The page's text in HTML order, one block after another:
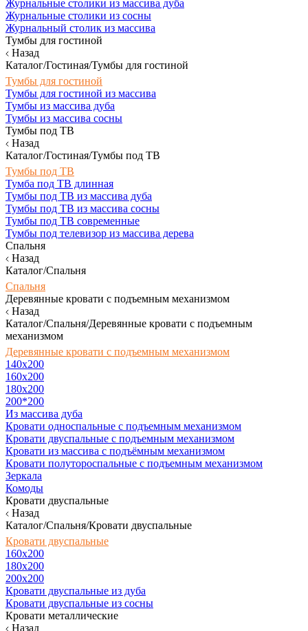
Журнальные столики из массива дуба
Журнальные столики из сосны
Журнальный столик из массива
Тумбы для гостиной
Назад
Каталог/Гостиная/Тумбы для гостиной
Тумбы для гостиной
Тумбы для гостиной из массива
Тумбы из массива дуба
Тумбы из массива сосны
Тумбы под ТВ
Назад
Каталог/Гостиная/Тумбы под ТВ
Тумбы под ТВ
Тумба под ТВ длинная
Тумбы под ТВ из массива дуба
Тумбы под ТВ из массива сосны
Тумбы под ТВ современные
Тумбы под телевизор из массива дерева
Спальня
Назад
Каталог/Спальня
Спальня
Деревянные кровати с подъемным механизмом
Назад
Каталог/Спальня/Деревянные кровати с подъемным
механизмом
Деревянные кровати с подъемным механизмом
140x200
160х200
180х200
200*200
Из массива дуба
Кровати односпальные с подъемным механизмом
Кровати двуспальные с подъемным механизмом
Кровати из массива с подъёмным механизмом
Кровати полутороспальные с подъемным механизмом
Зеркала
Комоды
Кровати двуспальные
Назад
Каталог/Спальня/Кровати двуспальные
Кровати двуспальные
160х200
180x200
200x200
Кровати двуспальные из дуба
Кровати двуспальные из сосны
Кровати металлические
Назад